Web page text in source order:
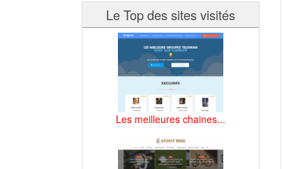
Le Top des sites visités
Les meilleures chaines...